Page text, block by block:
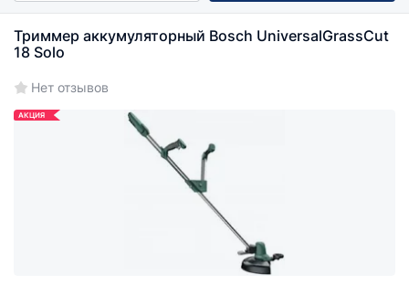
Триммер аккумуляторный Bosch UniversalGrassCut
18 Solo
Нет отзывов
АКЦИЯ